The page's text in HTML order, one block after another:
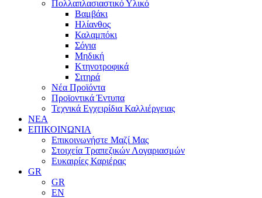
Πολλαπλασιαστικό Υλικό
Βαμβάκι
Ηλίανθος
Καλαμπόκι
Σόγια
Μηδική
Κτηνοτροφικά
Σιτηρά
Νέα Προϊόντα
Προϊοντικά Έντυπα
Τεχνικά Εγχειρίδια Καλλιέργειας
ΝΕΑ
ΕΠΙΚΟΙΝΩΝΙΑ
Επικοινωνήστε Μαζί Μας
Στοιχεία Τραπεζικών Λογαριασμών
Ευκαιρίες Καριέρας
GR
GR
EN